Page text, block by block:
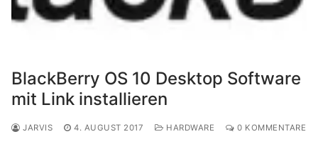
BlackBerry OS 10 Desktop Software
mit Link installieren
JARVIS 4. AUGUST 2017 HARDWARE 0 KOMMENTARE